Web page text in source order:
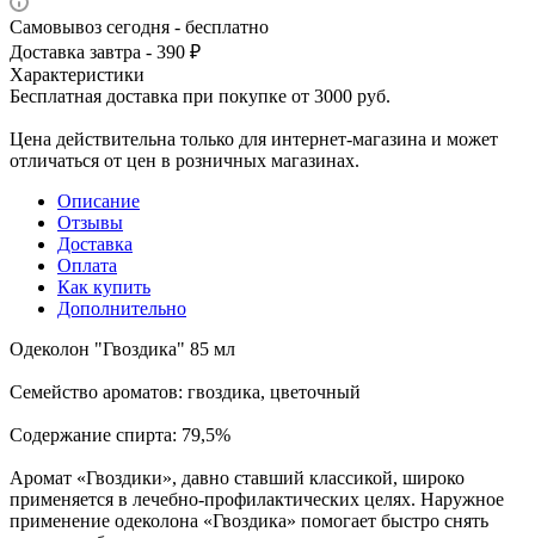
Самовывоз сегодня - бесплатно
Доставка завтра - 390 ₽
Характеристики
Бесплатная доставка при покупке от 3000 руб.
Цена действительна только для интернет-магазина и может
отличаться от цен в розничных магазинах.
Описание
Отзывы
Доставка
Оплата
Как купить
Дополнительно
Одеколон "Гвоздика" 85 мл
Семейство ароматов: гвоздика, цветочный
Содержание спирта: 79,5%
Аромат «Гвоздики», давно ставший классикой, широко
применяется в лечебно-профилактических целях. Наружное
применение одеколона «Гвоздика» помогает быстро снять